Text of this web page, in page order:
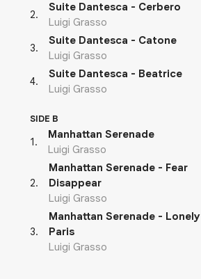
2.
Suite Dantesca - Cerbero
Luigi Grasso
3.
Suite Dantesca - Catone
Luigi Grasso
4.
Suite Dantesca - Beatrice
Luigi Grasso
SIDE B
1 .
Manhattan Serenade
Luigi Grasso
2.
Manhattan Serenade - Fear
Disappear
Luigi Grasso
3.
Manhattan Serenade - Lonely
Paris
Luigi Grasso